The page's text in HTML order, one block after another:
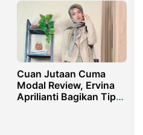
Cuan Jutaan Cuma
Modal Review, Ervina
Aprilianti Bagikan Tips